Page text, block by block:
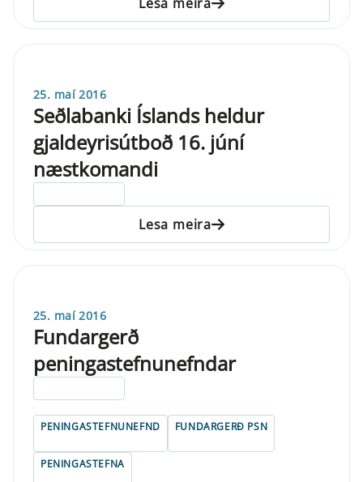
25. maí 2016
Seðlabanki Íslands heldur
gjaldeyrisútboð 16. júní
næstkomandi
Lesa meira
25. maí 2016
Fundargerð
peningastefnunefndar
PENINGASTEFNUNEFND FUNDARGERÐ PSN
PENINGASTEFNA